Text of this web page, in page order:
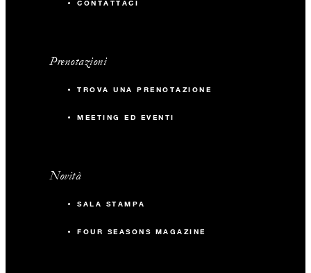
CONTATTACI
Prenotazioni
TROVA UNA PRENOTAZIONE
MEETING ED EVENTI
Novità
SALA STAMPA
FOUR SEASONS MAGAZINE